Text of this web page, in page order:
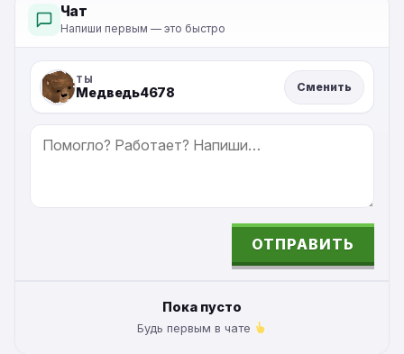
Чат
Напиши первым — это быстро
ТЫ
Медведь4678 Сменить
СООБЩЕНИЕ
ОТПРАВИТЬ
Пока пусто
Будь первым в чате